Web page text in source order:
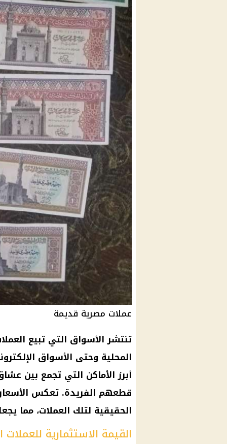
عملات مصرية قديمة
تنتشر الأسواق التي تبيع
المحلية وحتى الأسواق
أبرز الأماكن التي تجمع بين
قطعهم الفريدة. تعكس
الحقيقية لتلك العملات، مما
القيمة الاستثمارية للعملات